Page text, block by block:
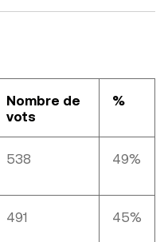
Nombre de
vots
%
538 49%
491 45%